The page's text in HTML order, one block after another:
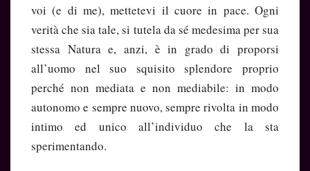
voi (e di me), mettetevi il cuore in pace. Ogni
verità che sia tale, si tutela da sé medesima per sua
stessa Natura e, anzi, è in grado di proporsi
all’uomo nel suo squisito splendore proprio
perché non mediata e non mediabile: in modo
autonomo e sempre nuovo, sempre rivolta in modo
intimo ed unico all’individuo che la sta
sperimentando.